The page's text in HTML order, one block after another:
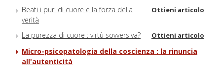
Beati i puri di cuore e la forza della
verità
Ottieni articolo
La purezza di cuore : virtù sovversiva? Ottieni articolo
Micro-psicopatologia della coscienza : la rinuncia
all'autenticità